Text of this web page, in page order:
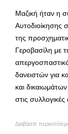
Μαζική ήταν η
Αυτοδιοίκησης
της
Γεροβασίλη με
δανειστών για
και
στις
Διαβάστε